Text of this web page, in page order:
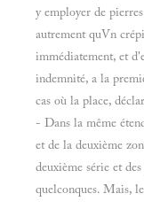
y employer de
autrement quVn
immédiatement, et
indemnité, a la
cas où la place,
- Dans la même
et de la deuxième
deuxième série et
quelconques. Mais,